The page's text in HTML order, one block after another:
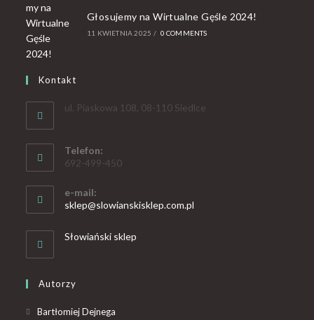
Głosujemy na Wirtualne Gęśle 2024!
11 KWIETNIA 2025 / 0 COMMENTS
Kontakt
ul. Piaskowa 108, 08-110 Siedlce
Telefon:
692-499-450
e-mail:
sklep@slowianskisklep.com.pl
Słowiański sklep
Autorzy
Bartłomiej Dejnega